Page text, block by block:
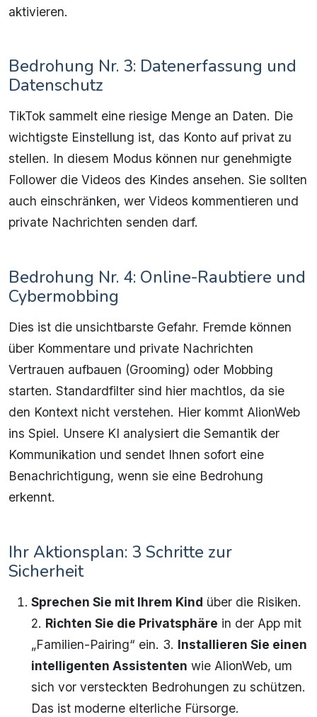
aktivieren.
Bedrohung Nr. 3: Datenerfassung und
Datenschutz
TikTok sammelt eine riesige Menge an Daten. Die
wichtigste Einstellung ist, das Konto auf privat zu
stellen. In diesem Modus können nur genehmigte
Follower die Videos des Kindes ansehen. Sie sollten
auch einschränken, wer Videos kommentieren und
private Nachrichten senden darf.
Bedrohung Nr. 4: Online-Raubtiere und
Cybermobbing
Dies ist die unsichtbarste Gefahr. Fremde können
über Kommentare und private Nachrichten
Vertrauen aufbauen (Grooming) oder Mobbing
starten. Standardfilter sind hier machtlos, da sie
den Kontext nicht verstehen. Hier kommt AlionWeb
ins Spiel. Unsere KI analysiert die Semantik der
Kommunikation und sendet Ihnen sofort eine
Benachrichtigung, wenn sie eine Bedrohung
erkennt.
Ihr Aktionsplan: 3 Schritte zur
Sicherheit
Sprechen Sie mit Ihrem Kind über die Risiken.
2. Richten Sie die Privatsphäre in der App mit
„Familien-Pairing“ ein. 3. Installieren Sie einen
intelligenten Assistenten wie AlionWeb, um
sich vor versteckten Bedrohungen zu schützen.
Das ist moderne elterliche Fürsorge.